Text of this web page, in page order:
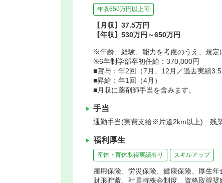
年収650万円以上可
【月収】37.5万円
【年収】530万円～650万円
※年齢、経験、能力を考慮のうえ、規定
※6年制学部卒初任給：370,000円
■賞与：年2回（7月、12月／過去実績3.5
■昇給：年1回（4月）
■月収に薬剤師手当を含みます。
手当
通勤手当(実費支給※片道2km以上) 残
福利厚生
産休・育休取得実績有り スキルアップ
雇用保険、労災保険、健康保険、厚生年
財形貯蓄、社員持株会制度、資格取得